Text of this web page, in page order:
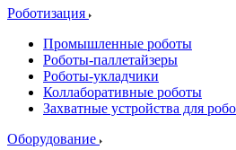
Роботизация
Промышленные роботы
Роботы-паллетайзеры
Роботы-укладчики
Коллаборативные роботы
Захватные устройства для
Оборудование